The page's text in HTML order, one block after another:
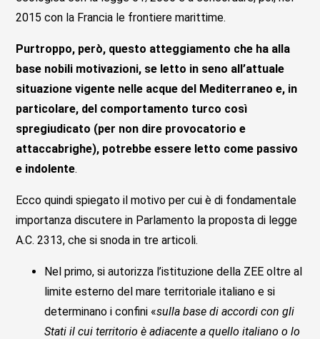
2015 con la Francia le frontiere marittime.
Purtroppo, però, questo atteggiamento che ha alla
base nobili motivazioni, se letto in seno all’attuale
situazione vigente nelle acque del Mediterraneo e, in
particolare, del comportamento turco così
spregiudicato (per non dire provocatorio e
attaccabrighe), potrebbe essere letto come passivo
e indolente.
Ecco quindi spiegato il motivo per cui è di fondamentale
importanza discutere in Parlamento la proposta di legge
A.C. 2313, che si snoda in tre articoli.
Nel primo, si autorizza l’istituzione della ZEE oltre al
limite esterno del mare territoriale italiano e si
determinano i confini «sulla base di accordi con gli
Stati il cui territorio è adiacente a quello italiano o lo